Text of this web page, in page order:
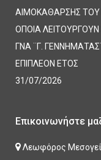
ΑΙΜΟΚΑΘΑΡΣΗΣ ΤΟΥ
ΟΠΟΙΑ
ΓΝΑ ¨Γ.
ΕΠΙΠΛΕΟΝ ΕΤΟΣ
31/07/2026
Επικοινωνήστε
Λεωφόρος